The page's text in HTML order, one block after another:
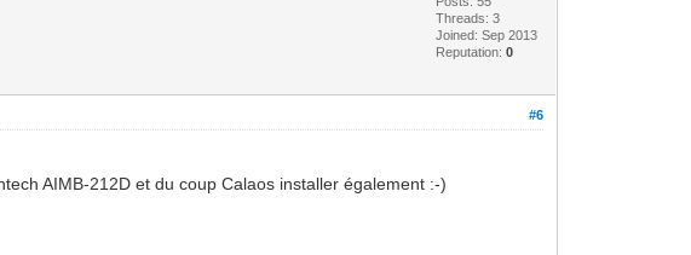
Threads: 3
Joined: Sep 2013
Reputation:0
#6
AIMB-212D et du coup Calaos installer également :-)